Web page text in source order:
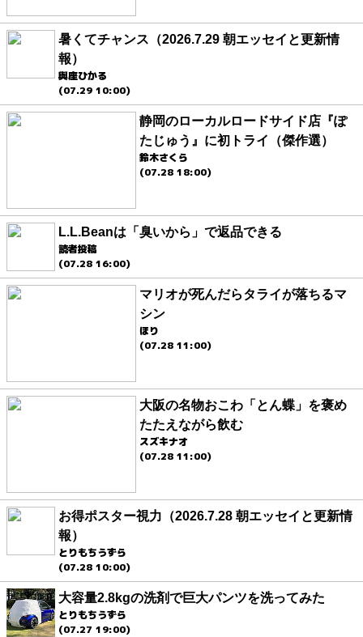
暑くてチャンス（2026.7.29 朝エッセイと更新情
報）
與座ひかる
(07.29 10:00)
静岡のローカルロードサイド店『ぽ
たじゅう』に初トライ（傑作選）
鈴木さくら
(07.28 18:00)
L.L.Beanは「臭いから」で返品できる
読者投稿
(07.28 16:00)
マリオが死んだらタライが落ちるマ
シン
ほり
(07.28 11:00)
大阪の名物おこわ「とん蝶」を褒め
たたえながら飲む
スズキナオ
(07.28 11:00)
お得ポスター視力（2026.7.28 朝エッセイと更新情
報）
とりもちうずら
(07.28 10:00)
大容量2.8kgの洗剤で巨大パンツを洗ってみた
とりもちうずら
(07.27 19:00)